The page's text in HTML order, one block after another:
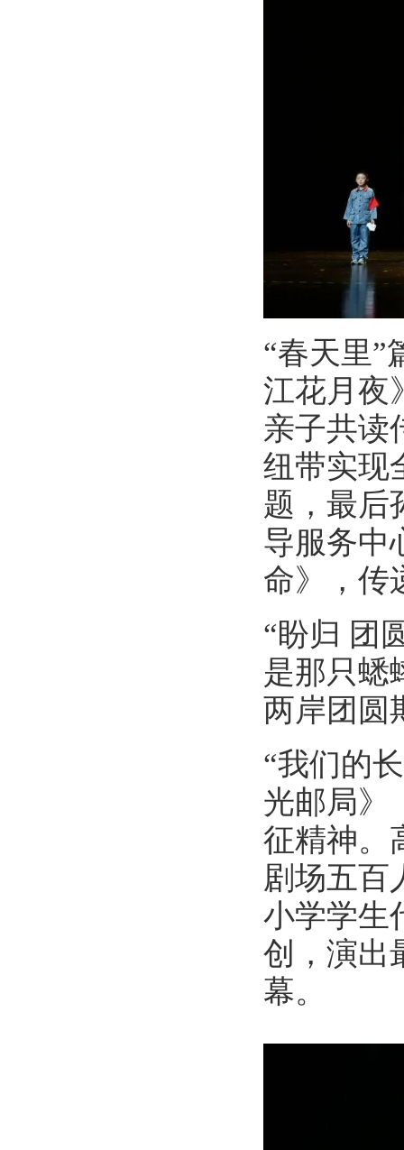
“春天里”
江花月夜
亲子共读
纽带实现
题，最后
导服务中
命》，传
“盼归 团
是那只蟋
两岸团圆
“我们的
光邮局》
征精神。
剧场五百
小学学生
创，演出
幕。